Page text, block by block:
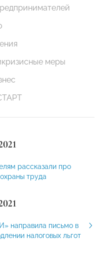
меры
рассказали про
труда
направила письмо в
налоговых льгот